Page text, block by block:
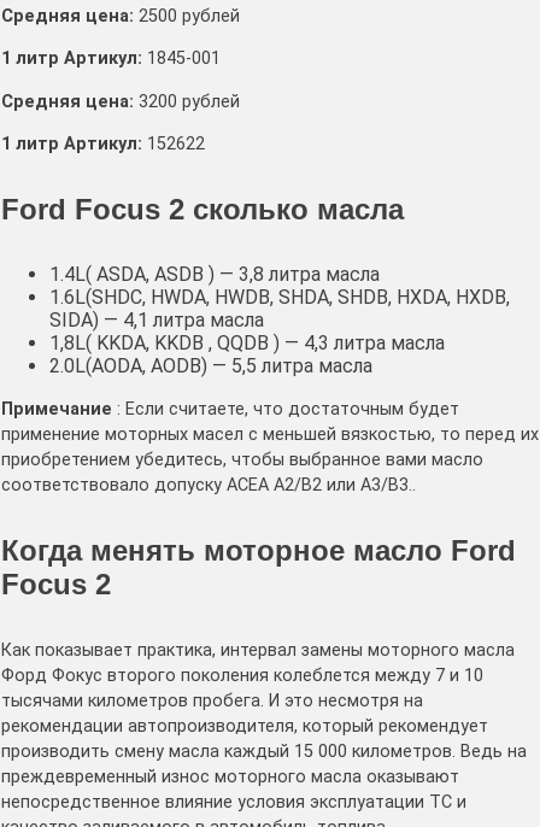
Средняя цена: 2500 рублей
1 литр Артикул: 1845-001
Средняя цена: 3200 рублей
1 литр Артикул: 152622
Ford Focus 2 сколько масла
1.4L( ASDA, ASDB ) — 3,8 литра масла
1.6L(SHDC, HWDA, HWDB, SHDA, SHDB, HXDA, HXDB,
SIDA) — 4,1 литра масла
1,8L( KKDA, KKDB , QQDB ) — 4,3 литра масла
2.0L(AODA, AODB) — 5,5 литра масла
Примечание : Если считаете, что достаточным будет
применение моторных масел с меньшей вязкостью, то перед их
приобретением убедитесь, чтобы выбранное вами масло
соответствовало допуску ACEA A2/B2 или A3/B3..
Когда менять моторное масло Ford
Focus 2
Как показывает практика, интервал замены моторного масла
Форд Фокус второго поколения колеблется между 7 и 10
тысячами километров пробега. И это несмотря на
рекомендации автопроизводителя, который рекомендует
производить смену масла каждый 15 000 километров. Ведь на
преждевременный износ моторного масла оказывают
непосредственное влияние условия эксплуатации ТС и